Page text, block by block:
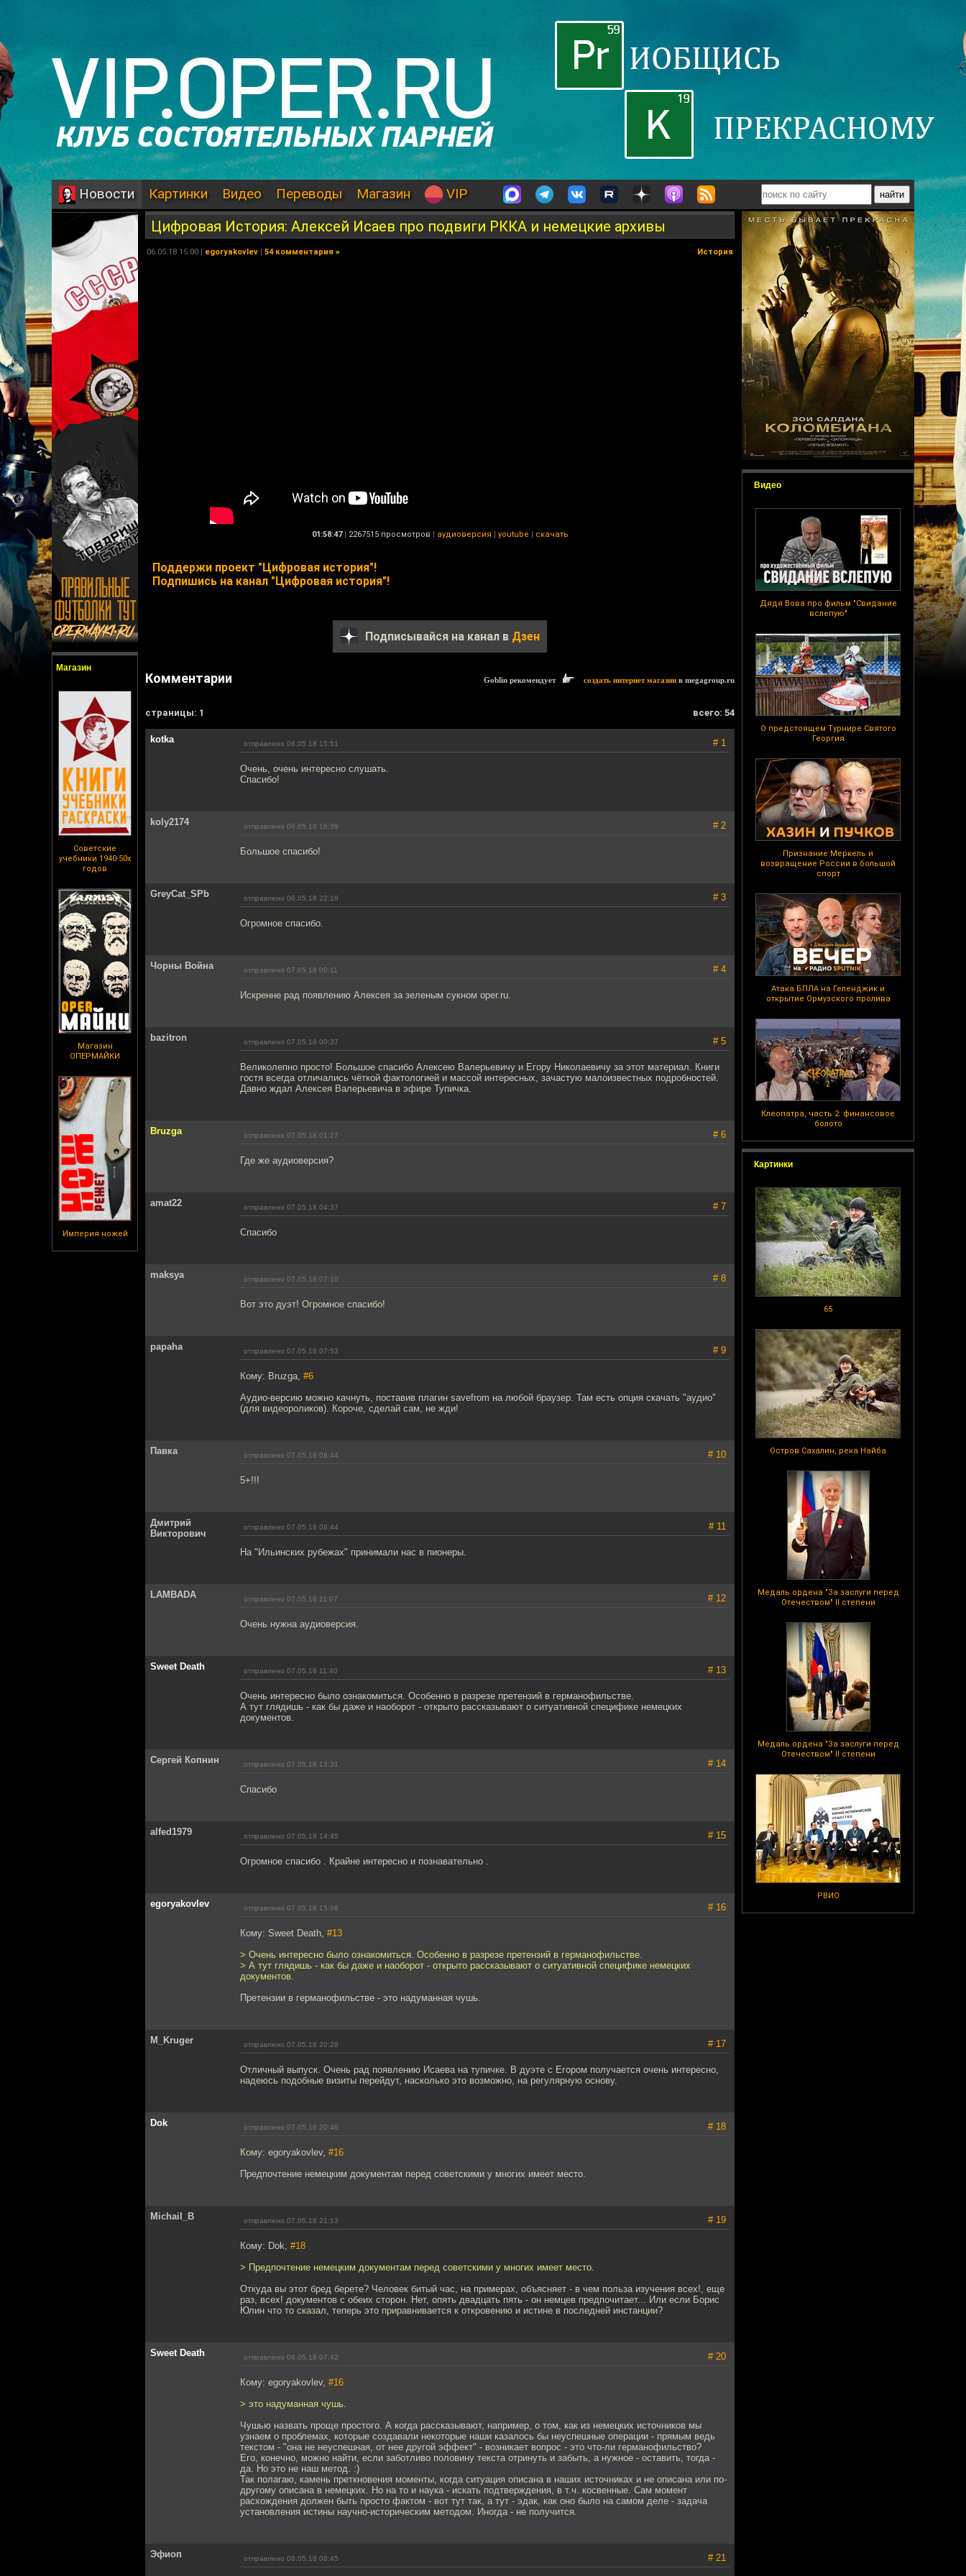
Новости Картинки Видео Переводы Магазин VIP
Магазин
Советские
учебники 1940-50х
годов
Магазин
ОПЕРМАЙКИ
Империя ножей
Видео
Дядя Вова про фильм "Свидание
вслепую"
О предстоящем Турнире Святого
Георгия
Признание Меркель и
возвращение России в большой
спорт
Атака БПЛА на Геленджик и
открытие Ормузского пролива
Клеопатра, часть 2: финансовое
болото
Картинки
65
Остров Сахалин, река Найба
Медаль ордена "За заслуги перед
Отечеством" II степени
Медаль ордена "За заслуги перед
Отечеством" II степени
РВИО
Цифровая История: Алексей Исаев про подвиги РККА и немецкие архивы
06.05.18 15:00 | egoryakovlev | 54 комментария » История
01:58:47 | 2267515 просмотров | аудиоверсия | youtube | скачать
Поддержи проект "Цифровая история"!
Подпишись на канал "Цифровая история"!
Подписывайся на канал в Дзен
Комментарии Goblin рекомендует создать интернет магазин в megagroup.ru
cтраницы: 1 всего: 54
kotka отправлено 06.05.18 15:51 # 1
Очень, очень интересно слушать.
Спасибо!
koly2174 отправлено 06.05.18 16:39 # 2
Большое спасибо!
GreyCat_SPb отправлено 06.05.18 22:19 # 3
Огромное спасибо.
Чорны Война отправлено 07.05.18 00:11 # 4
Искренне рад появлению Алексея за зеленым сукном oper.ru.
bazitron отправлено 07.05.18 00:37 # 5
Великолепно просто! Большое спасибо Алексею Валерьевичу и Егору Николаевичу за этот материал. Книги
гостя всегда отличались чёткой фактологией и массой интересных, зачастую малоизвестных подробностей.
Давно ждал Алексея Валерьевича в эфире Тупичка.
Bruzga отправлено 07.05.18 01:27 # 6
Где же аудиоверсия?
amat22 отправлено 07.05.18 04:37 # 7
Спасибо
maksya отправлено 07.05.18 07:10 # 8
Вот это дуэт! Огромное спасибо!
papaha отправлено 07.05.18 07:53 # 9
Кому: Bruzga, #6
Аудио-версию можно качнуть, поставив плагин savefrom на любой браузер. Там есть опция скачать "аудио"
(для видеороликов). Короче, сделай сам, не жди!
Павка отправлено 07.05.18 08:44 # 10
5+!!!
Дмитрий
Викторович
отправлено 07.05.18 08:44 # 11
На "Ильинских рубежах" принимали нас в пионеры.
LAMBADA отправлено 07.05.18 11:07 # 12
Очень нужна аудиоверсия.
Sweet Death отправлено 07.05.18 11:40 # 13
Очень интересно было ознакомиться. Особенно в разрезе претензий в германофильстве.
А тут глядишь - как бы даже и наоборот - открыто рассказывают о ситуативной специфике немецких
документов.
Сергей Копнин отправлено 07.05.18 13:31 # 14
Спасибо
alfed1979 отправлено 07.05.18 14:45 # 15
Огромное спасибо . Крайне интересно и познавательно .
egoryakovlev отправлено 07.05.18 15:06 # 16
Кому: Sweet Death, #13
> Очень интересно было ознакомиться. Особенно в разрезе претензий в германофильстве.
> А тут глядишь - как бы даже и наоборот - открыто рассказывают о ситуативной специфике немецких
документов.
Претензии в германофильстве - это надуманная чушь.
M_Kruger отправлено 07.05.18 20:28 # 17
Отличный выпуск. Очень рад появлению Исаева на тупичке. В дуэте с Егором получается очень интересно,
надеюсь подобные визиты перейдут, насколько это возможно, на регулярную основу.
Dok отправлено 07.05.18 20:46 # 18
Кому: egoryakovlev, #16
Предпочтение немецким документам перед советскими у многих имеет место.
Michail_B отправлено 07.05.18 21:13 # 19
Кому: Dok, #18
> Предпочтение немецким документам перед советскими у многих имеет место.
Откуда вы этот бред берете? Человек битый час, на примерах, объясняет - в чем польза изучения всех!, еще
раз, всех! документов с обеих сторон. Нет, опять двадцать пять - он немцев предпочитает... Или если Борис
Юлин что то сказал, теперь это приравнивается к откровению и истине в последней инстанции?
Sweet Death отправлено 08.05.18 07:42 # 20
Кому: egoryakovlev, #16
> это надуманная чушь.
Чушью назвать проще простого. А когда рассказывают, например, о том, как из немецких источников мы
узнаем о проблемах, которые создавали некоторые наши казалось бы неуспешные операции - прямым ведь
текстом - "она не неуспешная, от нее другой эффект" - возникает вопрос - это что-ли германофильство?
Его, конечно, можно найти, если заботливо половину текста отринуть и забыть, а нужное - оставить, тогда -
да. Но это не наш метод. :)
Так полагаю, камень преткновения моменты, когда ситуация описана в наших источниках и не описана или по-
другому описана в немецких. Но на то и наука - искать подтверждения, в т.ч. косвенные. Сам момент
расхождения должен быть просто фактом - вот тут так, а тут - эдак, как оно было на самом деле - задача
установления истины научно-историческим методом. Иногда - не получится.
Эфиоп отправлено 08.05.18 08:45 # 21